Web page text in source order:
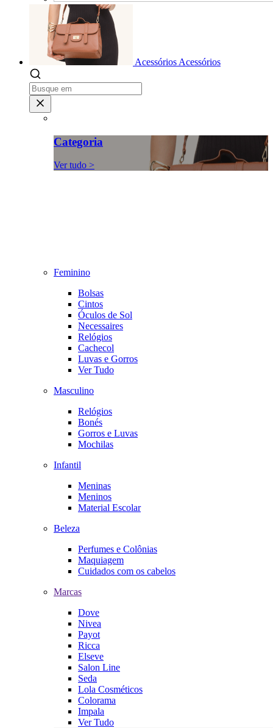
Acessórios Acessórios
Categoria
Ver tudo >
Feminino
Bolsas
Cintos
Óculos de Sol
Necessaires
Relógios
Cachecol
Luvas e Gorros
Ver Tudo
Masculino
Relógios
Bonés
Gorros e Luvas
Mochilas
Infantil
Meninas
Meninos
Material Escolar
Beleza
Perfumes e Colônias
Maquiagem
Cuidados com os cabelos
Marcas
Dove
Nivea
Payot
Ricca
Elseve
Salon Line
Seda
Lola Cosméticos
Colorama
Impala
Ver Tudo